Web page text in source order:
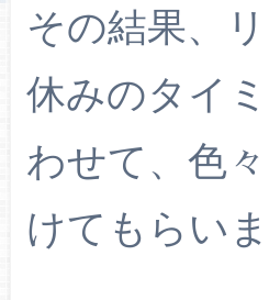
その結果、
休みのタイ
わせて、色
けてもらい